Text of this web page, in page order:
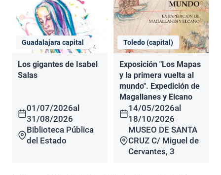
Guadalajara capital
Los gigantes de Isabel
Salas
01/07/2026al
31/08/2026
Biblioteca Pública
del Estado
Toledo (capital)
Exposición "Los Mapas
y la primera vuelta al
mundo". Expedición de
Magallanes y Elcano
14/05/2026al
18/10/2026
MUSEO DE SANTA
CRUZ C/ Miguel de
Cervantes, 3